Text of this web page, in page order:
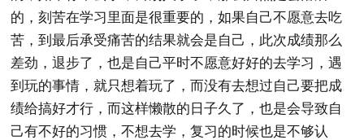
的，刻苦在学习里面是很重要的，如果自己不愿意去吃
苦，到最后承受痛苦的结果就会是自己，此次成绩那么
差劲，退步了，也是自己平时不愿意好好的去学习，遇
到玩的事情，就只想着玩了，而没有去想过自己要把成
绩给搞好才行，而这样懒散的日子久了，也是会导致自
己有不好的习惯，不想去学，复习的时候也是不够认